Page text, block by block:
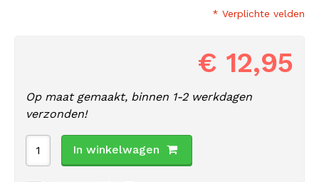
* Verplichte velden
€ 12,95
Op maat gemaakt, binnen 1-2 werkdagen
verzonden!
In winkelwagen